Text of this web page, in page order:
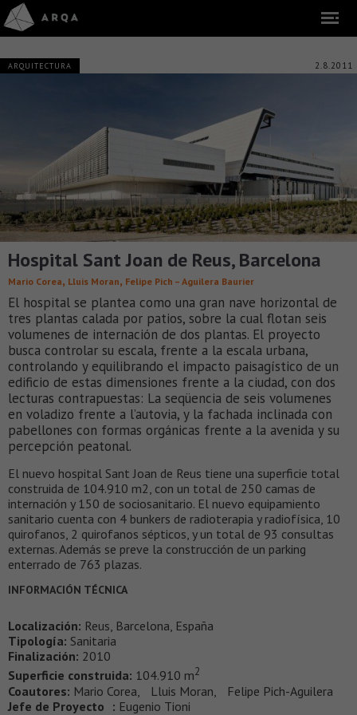
ARQUITECTURA 2.8.2011
Hospital Sant Joan de Reus, Barcelona
Mario Corea, Lluis Moran, Felipe Pich – Aguilera Baurier
El hospital se plantea como una gran nave horizontal de
tres plantas calada por patios, sobre la cual flotan seis
volumenes de internación de dos plantas. El proyecto
busca controlar su escala, frente a la escala urbana,
controlando y equilibrando el impacto paisagístico de un
edificio de estas dimensiones frente a la ciudad, con dos
lecturas contrapuestas: La seqüencia de seis volumenes
en voladizo frente a l’autovia, y la fachada inclinada con
pabellones con formas orgánicas frente a la avenida y su
percepción peatonal.
El nuevo hospital Sant Joan de Reus tiene una superficie total
construida de 104.910 m2, con un total de 250 camas de
internación y 150 de sociosanitario. El nuevo equipamiento
sanitario cuenta con 4 bunkers de radioterapia y radiofísica, 10
quirofanos, 2 quirofanos sépticos, y un total de 93 consultas
externas. Además se preve la construcción de un parking
enterrado de 763 plazas.
INFORMACIÓN TÉCNICA
Localización: Reus, Barcelona, España
Tipología: Sanitaria
Finalización: 2010
Superficie construida: 104.910 m2
Coautores: Mario Corea, Lluis Moran, Felipe Pich-Aguilera
Jefe de Proyecto : Eugenio Tioni